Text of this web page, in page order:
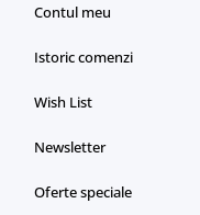
Contul meu
Istoric comenzi
Wish List
Newsletter
Oferte speciale